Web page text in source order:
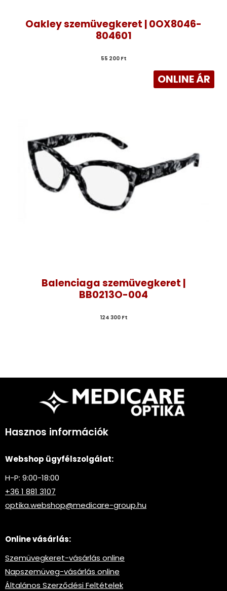
Oakley szemüvegkeret | 0OX8046-
804601
55 200 Ft
ONLINE ÁR
Balenciaga szemüvegkeret |
BB0213O-004
124 300 Ft
Hasznos információk
Webshop ügyfélszolgálat:
H-P: 9:00-18:00
+36 1 881 3107
optika.webshop@medicare-group.hu
Online vásárlás:
Szemüvegkeret-vásárlás online
Napszemüveg-vásárlás online
Általános Szerződési Feltételek